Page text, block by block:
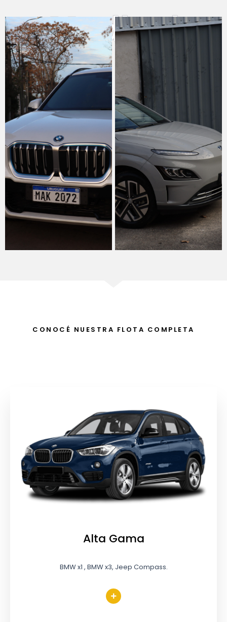
Medical
CONOCÉ NUESTRA FLOTA COMPLETA
Alta Gama
BMW x1 , BMW x3, Jeep Compass.